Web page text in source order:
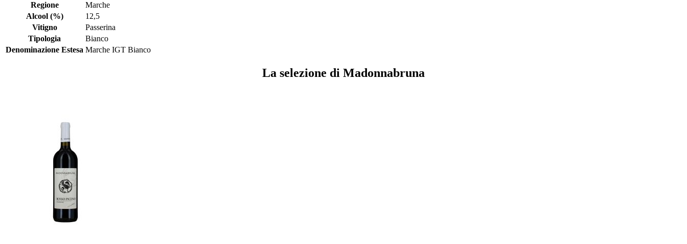
Regione
Marche
Alcool (%)
12,5
Vitigno
Passerina
Tipologia
Bianco
Denominazione Estesa Marche IGT Bianco
La selezione di Madonnabruna